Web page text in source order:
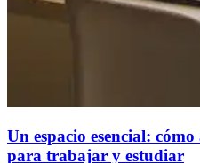
Un espacio esencial:
para trabajar y estudiar